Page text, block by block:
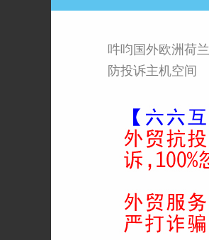
吽呁国外欧洲荷兰
防投诉主机空间